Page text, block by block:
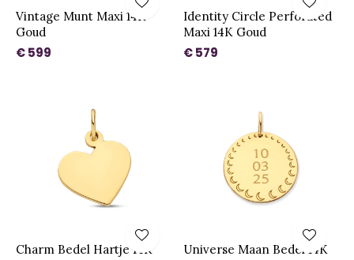
Vintage Munt Maxi 14K
Goud
€ 599
Identity Circle Perforated
Maxi 14K Goud
€ 579
Charm Bedel Hartje 14K
Universe Maan Bedel 14K